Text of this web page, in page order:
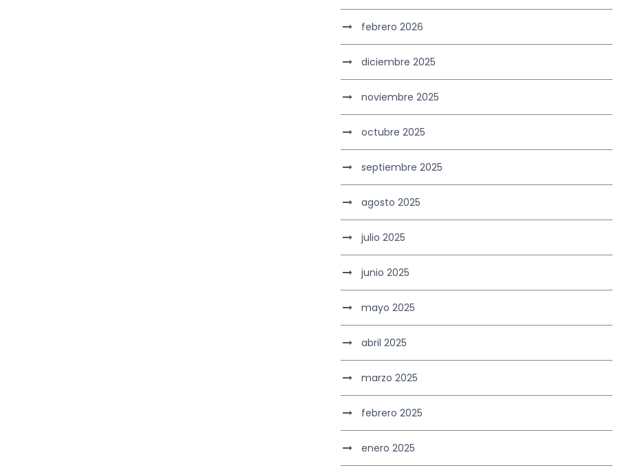
febrero 2026
diciembre 2025
noviembre 2025
octubre 2025
septiembre 2025
agosto 2025
julio 2025
junio 2025
mayo 2025
abril 2025
marzo 2025
febrero 2025
enero 2025